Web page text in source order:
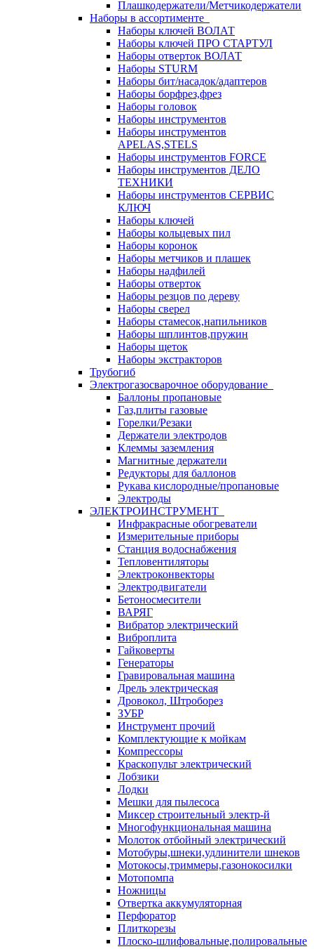
Плашкодержатели/Метчикодержатели
Наборы в ассортименте
Наборы ключей ВОЛАТ
Наборы ключей ПРО СТАРТУЛ
Наборы отверток ВОЛАТ
Наборы STURM
Наборы бит/насадок/адаптеров
Наборы борфрез,фрез
Наборы головок
Наборы инструментов
Наборы инструментов
APELAS,STELS
Наборы инструментов FORCE
Наборы инструментов ДЕЛО
ТЕХНИКИ
Наборы инструментов СЕРВИС
КЛЮЧ
Наборы ключей
Наборы кольцевых пил
Наборы коронок
Наборы метчиков и плашек
Наборы надфилей
Наборы отверток
Наборы резцов по дереву
Наборы сверел
Наборы стамесок,напильников
Наборы шплинтов,пружин
Наборы щеток
Наборы экстракторов
Трубогиб
Электрогазосварочное оборудование
Баллоны пропановые
Газ,плиты газовые
Горелки/Резаки
Держатели электродов
Клеммы заземления
Магнитные держатели
Редукторы для баллонов
Рукава кислородные/пропановые
Электроды
ЭЛЕКТРОИНСТРУМЕНТ
Инфракрасные обогреватели
Измерительные приборы
Станция водоснабжения
Тепловентиляторы
Электроконвекторы
Электродвигатели
Бетоносмесители
ВАРЯГ
Вибратор электрический
Виброплита
Гайковерты
Генераторы
Гравировальная машина
Дрель электрическая
Дровокол, Штроборез
ЗУБР
Инструмент прочий
Комплектующие к мойкам
Компрессоры
Краскопульт электрический
Лобзики
Лодки
Мешки для пылесоса
Миксер строительный электр-й
Многофункциональная машина
Молоток отбойный электрический
Мотобуры,шнеки,удлинители шнеков
Мотокосы,триммеры,газонокосилки
Мотопомпа
Ножницы
Отвертка аккумуляторная
Перфоратор
Плиткорезы
Плоско-шлифовальные,полировальные